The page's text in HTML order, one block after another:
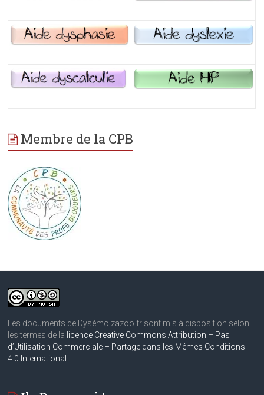
Membre de la CPB
Les documents de Dysémoizazoo.fr sont mis à disposition selon
les termes de la licence Creative Commons Attribution – Pas
d’Utilisation Commerciale – Partage dans les Mêmes Conditions
4.0 International